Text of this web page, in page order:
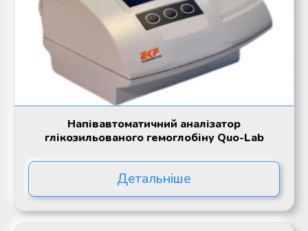
Напівавтоматичний аналізатор
глікозильованого гемоглобіну Quo-Lab
Детальніше